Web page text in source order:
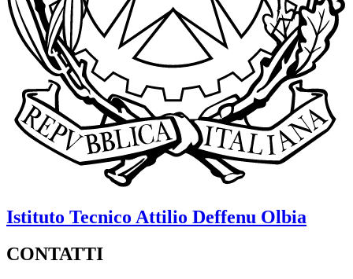
Istituto Tecnico Attilio Deffenu Olbia
CONTATTI